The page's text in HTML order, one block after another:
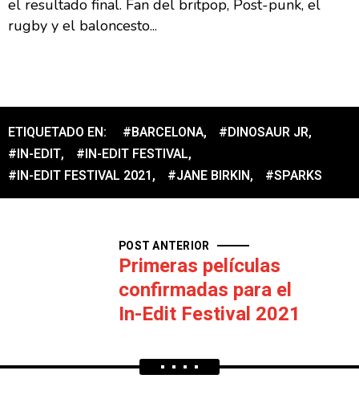
el resultado final. Fan del britpop, Post-punk, el
rugby y el baloncesto...
ETIQUETADO EN: #BARCELONA, #DINOSAUR JR,
#IN-EDIT, #IN-EDIT FESTIVAL,
#IN-EDIT FESTIVAL 2021, #JANE BIRKIN, #SPARKS
POST ANTERIOR
Primeras películas
confirmadas para el
In-Edit Festival 2021